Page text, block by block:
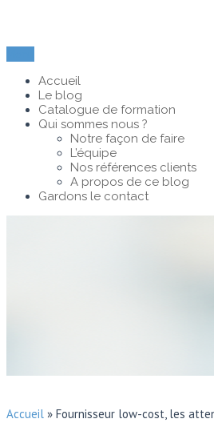
Accueil
Le blog
Catalogue de formation
Qui sommes nous ?
Notre façon de faire
L’équipe
Nos références clients
A propos de ce blog
Gardons le contact
Accueil » Fournisseur low-cost, les